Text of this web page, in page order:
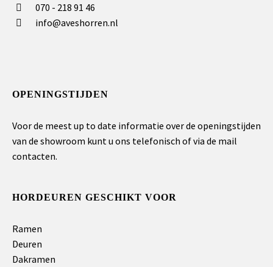
070 - 218 91 46
info@aveshorren.nl
OPENINGSTIJDEN
Voor de meest up to date informatie over de openingstijden
van de showroom kunt u ons telefonisch of via de mail
contacten.
HORDEUREN GESCHIKT VOOR
Ramen
Deuren
Dakramen